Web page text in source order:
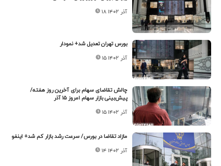
۱۸ آذر ۱۴۰۲
بورس تهران تعدیل شد+ نمودار
۱۵ آذر ۱۴۰۲
چالش تقاضای سهام برای آخرین روز هفته/
پیش‌بینی بازار سهام امروز ۱۵ آذر
۱۵ آذر ۱۴۰۲
مازاد تقاضا در بورس/ سرعت رشد بازار کم شد+ اینفو
۱۴ آذر ۱۴۰۲